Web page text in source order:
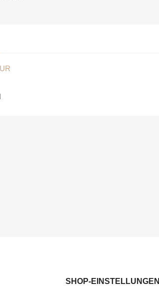
SHOP-EINSTELLUNGEN